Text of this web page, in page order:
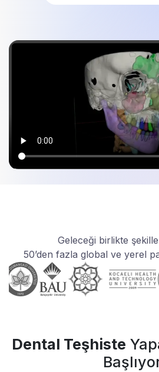
Geleceği birlikte
50’den fazla global ve yerel
Dental Teşhiste